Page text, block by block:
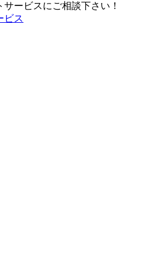
ービスにご相談下さい！